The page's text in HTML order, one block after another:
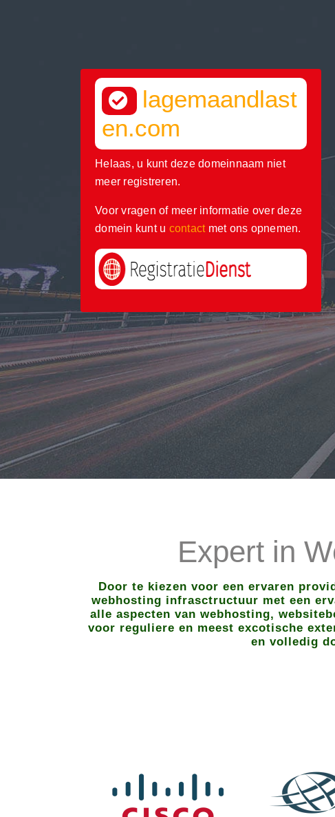
lagemaandlast
en.com
Helaas, u kunt deze domeinnaam niet
meer registreren.
Voor vragen of meer informatie over deze
domein kunt u contactmet ons opnemen.
Expert in
Door te kiezen voor een ervaren
webhosting infrasctructuur met een
alle aspecten van webhosting,
voor reguliere en meest excotische
en volledig